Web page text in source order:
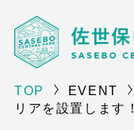
TOP EVENT
リアを設置します！